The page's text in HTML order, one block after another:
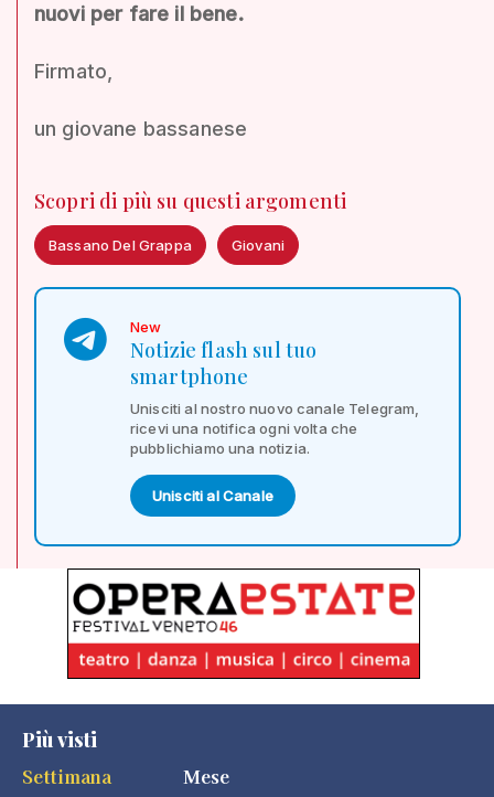
nuovi per fare il bene.
Firmato,
un giovane bassanese
Scopri di più su questi argomenti
Bassano Del Grappa Giovani
New
Notizie flash sul tuo
smartphone
Unisciti al nostro nuovo canale Telegram,
ricevi una notifica ogni volta che
pubblichiamo una notizia.
Unisciti al Canale
Più visti
Settimana
Mese